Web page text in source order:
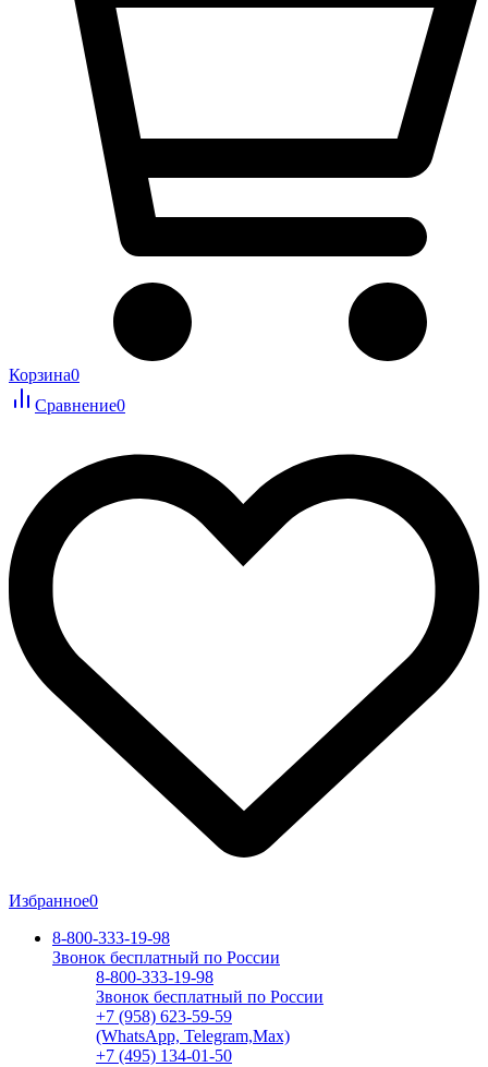
Корзина0
Сравнение0
Избранное0
8-800-333-19-98
Звонок бесплатный по России
8-800-333-19-98
Звонок бесплатный по России
+7 (958) 623-59-59
(WhatsApp, Telegram,Max)
+7 (495) 134-01-50